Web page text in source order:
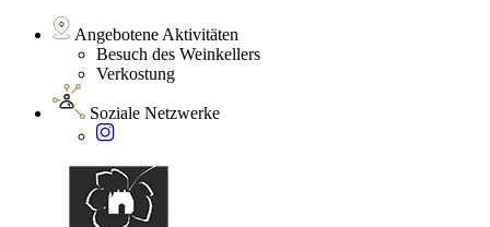
Angebotene Aktivitäten
Besuch des Weinkellers
Verkostung
Soziale Netzwerke